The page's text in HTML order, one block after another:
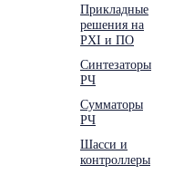
Прикладные
решения на
PXI и ПО
Синтезаторы
РЧ
Сумматоры
РЧ
Шасси и
контроллеры